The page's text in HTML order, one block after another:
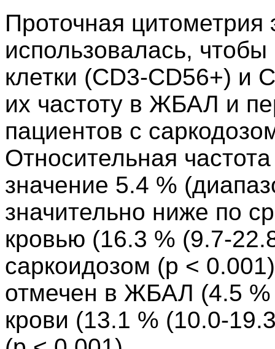
Проточная цитометрия
использовалась,
клетки (CD3-CD56+) и
их частоту в ЖБАЛ и
пациентов с
Относительная
значение 5.4 %
значительно ниже по
кровью (16.3 % (9.7-
саркоидозом (p <
отмечен в ЖБАЛ (4.5 %
крови (13.1 % (10.0-